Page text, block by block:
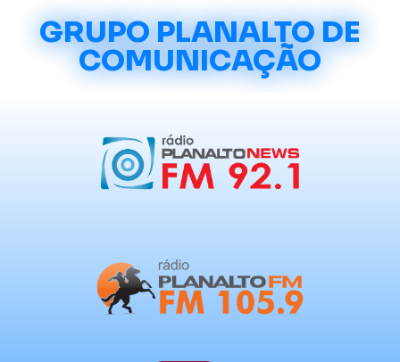
GRUPO PLANALTO DE
COMUNICAÇÃO